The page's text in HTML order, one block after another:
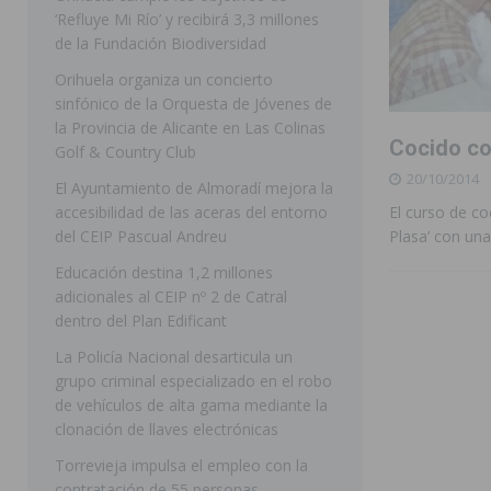
[ 07/08/2026 ] Benferri ya se prepara para dar
[ 07/08/2026 ] Bigastro se viste de gala para la
[ 07/08/2026 ] Rojales clausura con éxito las Fiestas
[ 06/08/2026 ]
Redován presenta la programación de
Arcángel
REDOVÁN
[ 08/08/2026 ] Benferri da comienzo a sus fiestas
DOLORES
[ 07/08/2026 ]
Orihuela cumple los objetivos de
ORIHUELA
Cocido
20/10/2014
El curso de
Plasa’ con
‘Refluye Mi Río’ y recibirá 3,3 millones
de la Fundación Biodiversidad
Orihuela organiza un concierto
sinfónico de la Orquesta de Jóvenes de
la Provincia de Alicante en Las Colinas
Golf & Country Club
El Ayuntamiento de Almoradí mejora la
accesibilidad de las aceras del entorno
del CEIP Pascual Andreu
Educación destina 1,2 millones
adicionales al CEIP nº 2 de Catral
dentro del Plan Edificant
La Policía Nacional desarticula un
grupo criminal especializado en el robo
de vehículos de alta gama mediante la
clonación de llaves electrónicas
Torrevieja impulsa el empleo con la